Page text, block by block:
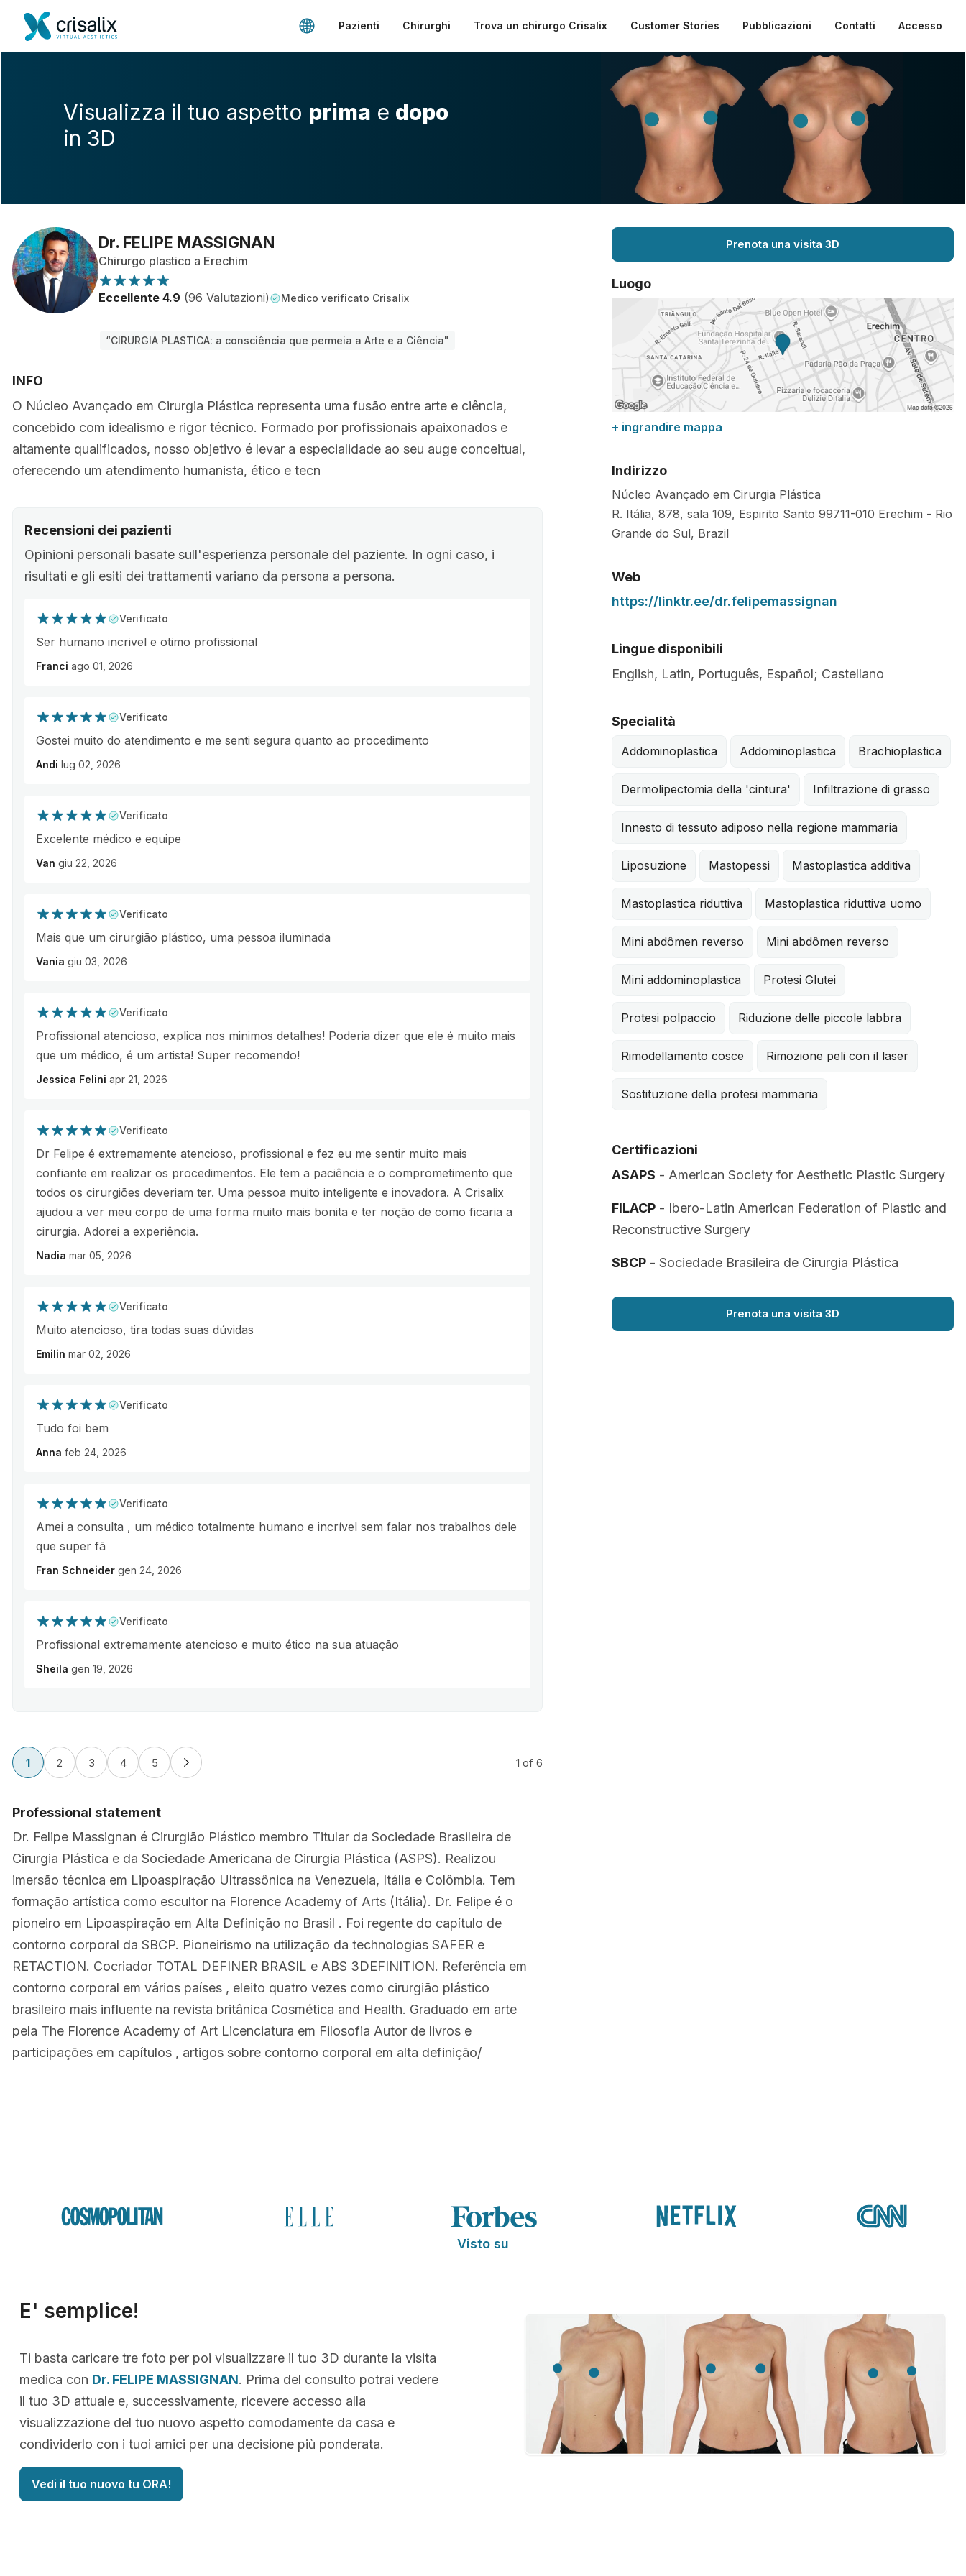
Pazienti Chirurghi Trova un chirurgo Crisalix Customer Stories Pubblicazioni Contatti Accesso
Visualizza il tuo aspetto prima e dopo
in 3D
Dr. FELIPE MASSIGNAN
Chirurgo plastico a Erechim
Eccellente 4.9 (96 Valutazioni) Medico verificato Crisalix
“CIRURGIA PLASTICA: a consciência que permeia a Arte e a Ciência"
INFO
O Núcleo Avançado em Cirurgia Plástica representa uma fusão entre arte e ciência,
concebido com idealismo e rigor técnico. Formado por profissionais apaixonados e
altamente qualificados, nosso objetivo é levar a especialidade ao seu auge conceitual,
oferecendo um atendimento humanista, ético e tecn
Recensioni dei pazienti
Opinioni personali basate sull'esperienza personale del paziente. In ogni caso, i
risultati e gli esiti dei trattamenti variano da persona a persona.
Verificato
Ser humano incrivel e otimo profissional
Franci ago 01, 2026
Verificato
Gostei muito do atendimento e me senti segura quanto ao procedimento
Andi lug 02, 2026
Verificato
Excelente médico e equipe
Van giu 22, 2026
Verificato
Mais que um cirurgião plástico, uma pessoa iluminada
Vania giu 03, 2026
Verificato
Profissional atencioso, explica nos minimos detalhes! Poderia dizer que ele é muito mais
que um médico, é um artista! Super recomendo!
Jessica Felini apr 21, 2026
Verificato
Dr Felipe é extremamente atencioso, profissional e fez eu me sentir muito mais
confiante em realizar os procedimentos. Ele tem a paciência e o comprometimento que
todos os cirurgiões deveriam ter. Uma pessoa muito inteligente e inovadora. A Crisalix
ajudou a ver meu corpo de uma forma muito mais bonita e ter noção de como ficaria a
cirurgia. Adorei a experiência.
Nadia mar 05, 2026
Verificato
Muito atencioso, tira todas suas dúvidas
Emilin mar 02, 2026
Verificato
Tudo foi bem
Anna feb 24, 2026
Verificato
Amei a consulta , um médico totalmente humano e incrível sem falar nos trabalhos dele
que super fã
Fran Schneider gen 24, 2026
Verificato
Profissional extremamente atencioso e muito ético na sua atuação
Sheila gen 19, 2026
1 2 3 4 5 1 of 6
Professional statement
Dr. Felipe Massignan é Cirurgião Plástico membro Titular da Sociedade Brasileira de
Cirurgia Plástica e da Sociedade Americana de Cirurgia Plástica (ASPS). Realizou
imersão técnica em Lipoaspiração Ultrassônica na Venezuela, Itália e Colômbia. Tem
formação artística como escultor na Florence Academy of Arts (Itália). Dr. Felipe é o
pioneiro em Lipoaspiração em Alta Definição no Brasil . Foi regente do capítulo de
contorno corporal da SBCP. Pioneirismo na utilização da technologias SAFER e
RETACTION. Cocriador TOTAL DEFINER BRASIL e ABS 3DEFINITION. Referência em
contorno corporal em vários países , eleito quatro vezes como cirurgião plástico
brasileiro mais influente na revista britânica Cosmética and Health. Graduado em arte
pela The Florence Academy of Art Licenciatura em Filosofia Autor de livros e
participações em capítulos , artigos sobre contorno corporal em alta definição/
Prenota una visita 3D
Luogo
+ ingrandire mappa
Indirizzo
Núcleo Avançado em Cirurgia Plástica
R. Itália, 878, sala 109, Espirito Santo 99711-010 Erechim - Rio
Grande do Sul, Brazil
Web
https://linktr.ee/dr.felipemassignan
Lingue disponibili
English, Latin, Português, Español; Castellano
Specialità
Addominoplastica Addominoplastica Brachioplastica
Dermolipectomia della 'cintura' Infiltrazione di grasso
Innesto di tessuto adiposo nella regione mammaria
Liposuzione Mastopessi Mastoplastica additiva
Mastoplastica riduttiva Mastoplastica riduttiva uomo
Mini abdômen reverso Mini abdômen reverso
Mini addominoplastica Protesi Glutei
Protesi polpaccio Riduzione delle piccole labbra
Rimodellamento cosce Rimozione peli con il laser
Sostituzione della protesi mammaria
Certificazioni
ASAPS - American Society for Aesthetic Plastic Surgery
FILACP - Ibero-Latin American Federation of Plastic and
Reconstructive Surgery
SBCP - Sociedade Brasileira de Cirurgia Plástica
Prenota una visita 3D
Visto su
E' semplice!
Ti basta caricare tre foto per poi visualizzare il tuo 3D durante la visita
medica con Dr. FELIPE MASSIGNAN. Prima del consulto potrai vedere
il tuo 3D attuale e, successivamente, ricevere accesso alla
visualizzazione del tuo nuovo aspetto comodamente da casa e
condividerlo con i tuoi amici per una decisione più ponderata.
Vedi il tuo nuovo tu ORA!